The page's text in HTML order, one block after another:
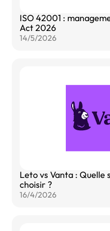
ISO 42001 :
Act 2026
14/5/2026
Leto vs Vanta :
choisir ?
16/4/2026